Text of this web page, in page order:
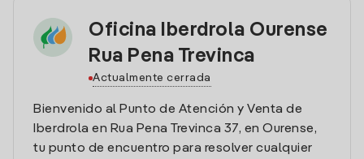
Oficina Iberdrola Ourense
Rua Pena Trevinca
Actualmente cerrada
Bienvenido al Punto de Atención y Venta de
Iberdrola en Rua Pena Trevinca 37, en Ourense,
tu punto de encuentro para resolver cualquier